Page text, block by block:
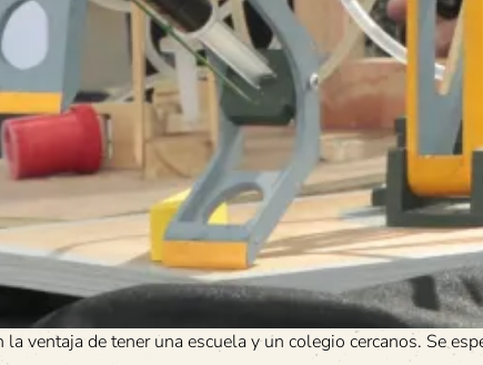
la ventaja de tener una escuela y un colegio cercanos. Se